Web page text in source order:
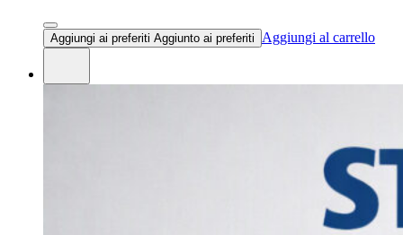
Aggiungi ai preferiti Aggiunto ai preferiti Aggiungi al carrello